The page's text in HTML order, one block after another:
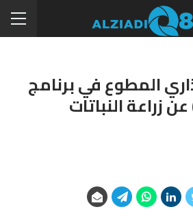
المطوع في برنامج
زراعة النباتات